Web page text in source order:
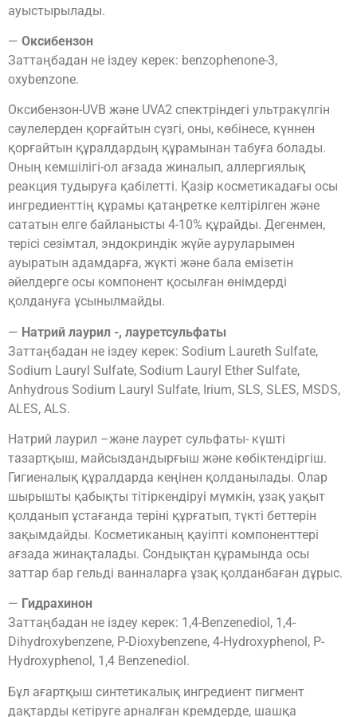
ауыстырылады.
— Оксибензон
Заттаңбадан не іздеу керек: benzophenone-3,
oxybenzone.
Оксибензон-UVB және UVA2 спектріндегі ультракүлгін
сәулелерден қорғайтын сүзгі, оны, көбінесе, күннен
қорғайтын құралдардың құрамынан табуға болады.
Оның кемшілігі-ол ағзада жиналып, аллергиялық
реакция тудыруға қабілетті. Қазір косметикадағы осы
ингредиенттің құрамы қатаңретке келтірілген және
сататын елге байланысты 4-10% құрайды. Дегенмен,
терісі сезімтал, эндокриндік жүйе ауруларымен
ауыратын адамдарға, жүкті және бала емізетін
әйелдерге осы компонент қосылған өнімдерді
қолдануға ұсынылмайды.
— Натрий лаурил -, лауретсульфаты
Заттаңбадан не іздеу керек: Sodium Laureth Sulfate,
Sodium Lauryl Sulfate, Sodium Lauryl Ether Sulfate,
Anhydrous Sodium Lauryl Sulfate, Irium, SLS, SLES, MSDS,
ALES, ALS.
Натрий лаурил –және лаурет сульфаты- күшті
тазартқыш, майсыздандырғыш және көбіктендіргіш.
Гигиеналық құралдарда кеңінен қолданылады. Олар
шырышты қабықты тітіркендіруі мүмкін, ұзақ уақыт
қолданып ұстағанда теріні құрғатып, түкті беттерін
зақымдайды. Косметиканың қауіпті компоненттері
ағзада жинақталады. Сондықтан құрамында осы
заттар бар гельді ванналарға ұзақ қолданбаған дұрыс.
— Гидрахинон
Заттаңбадан не іздеу керек: 1,4-Benzenediol, 1,4-
Dihydroxybenzene, P-Dioxybenzene, 4-Hydroxyphenol, P-
Hydroxyphenol, 1,4 Benzenediol.
Бұл ағартқыш синтетикалық ингредиент пигмент
дақтарды кетіруге арналған кремдерде, шашқа